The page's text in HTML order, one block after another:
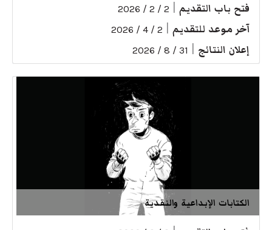
فتح باب التقديم 2 / 2 / 2026
آخر موعد للتقديم 2 / 4 / 2026
إعلان النتائج 31 / 8 / 2026
الكتابات الإبداعية والنقدية